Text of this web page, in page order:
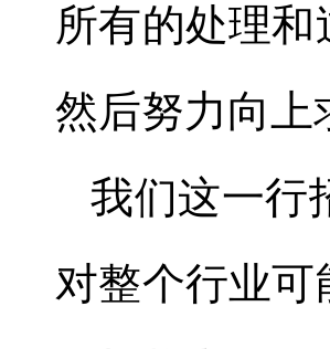
所有的处理
然后努力向上
我们这一行
对整个行业